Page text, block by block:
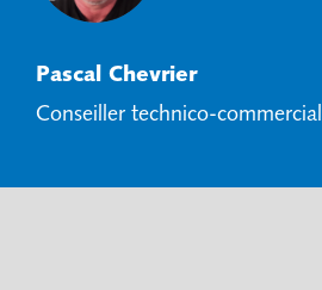
Pascal Chevrier
Conseiller technico-commercial